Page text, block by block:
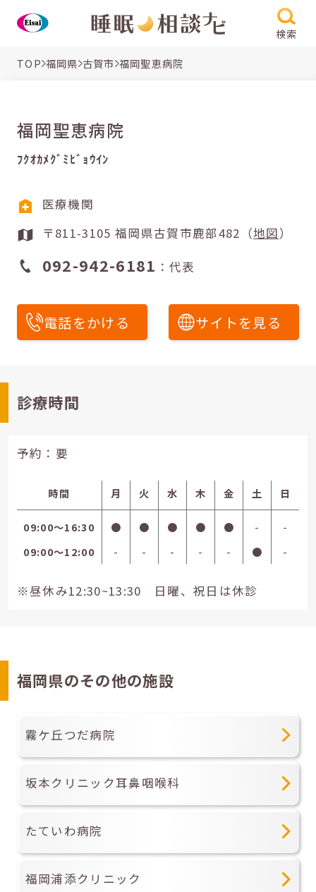
検索
TOP 福岡県 古賀市 福岡聖恵病院
福岡聖恵病院
ﾌｸｵｶﾒｸﾞﾐﾋﾞｮｳｲﾝ
医療機関
〒811-3105 福岡県古賀市鹿部482（地図）
092-942-6181 ：代表
電話をかける サイトを見る
診療時間
予約：要
時間 月 火 水 木 金 土 日
09:00〜16:30 ● ● ● ● ● -
-
09:00〜12:00
- - - - - ● -
※昼休み12:30~13:30 日曜、祝日は休診
福岡県のその他の施設
霧ケ丘つだ病院
坂本クリニック耳鼻咽喉科
たていわ病院
福岡浦添クリニック